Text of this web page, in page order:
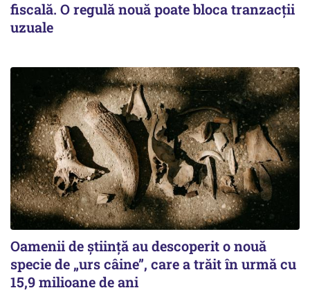
fiscală. O regulă nouă poate bloca tranzacții
uzuale
Oamenii de știință au descoperit o nouă
specie de „urs câine”, care a trăit în urmă cu
15,9 milioane de ani